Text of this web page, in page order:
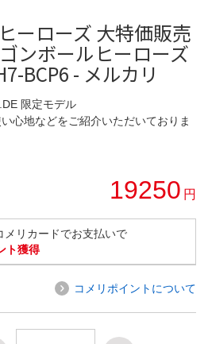
ーローズ 大特価販売
ンボールヒーローズ
BCP6 - メルカリ
限定モデル
心地などをご紹介いただいておりま
19250 円
メリカードでお支払いで
ト獲得
コメリポイントについて